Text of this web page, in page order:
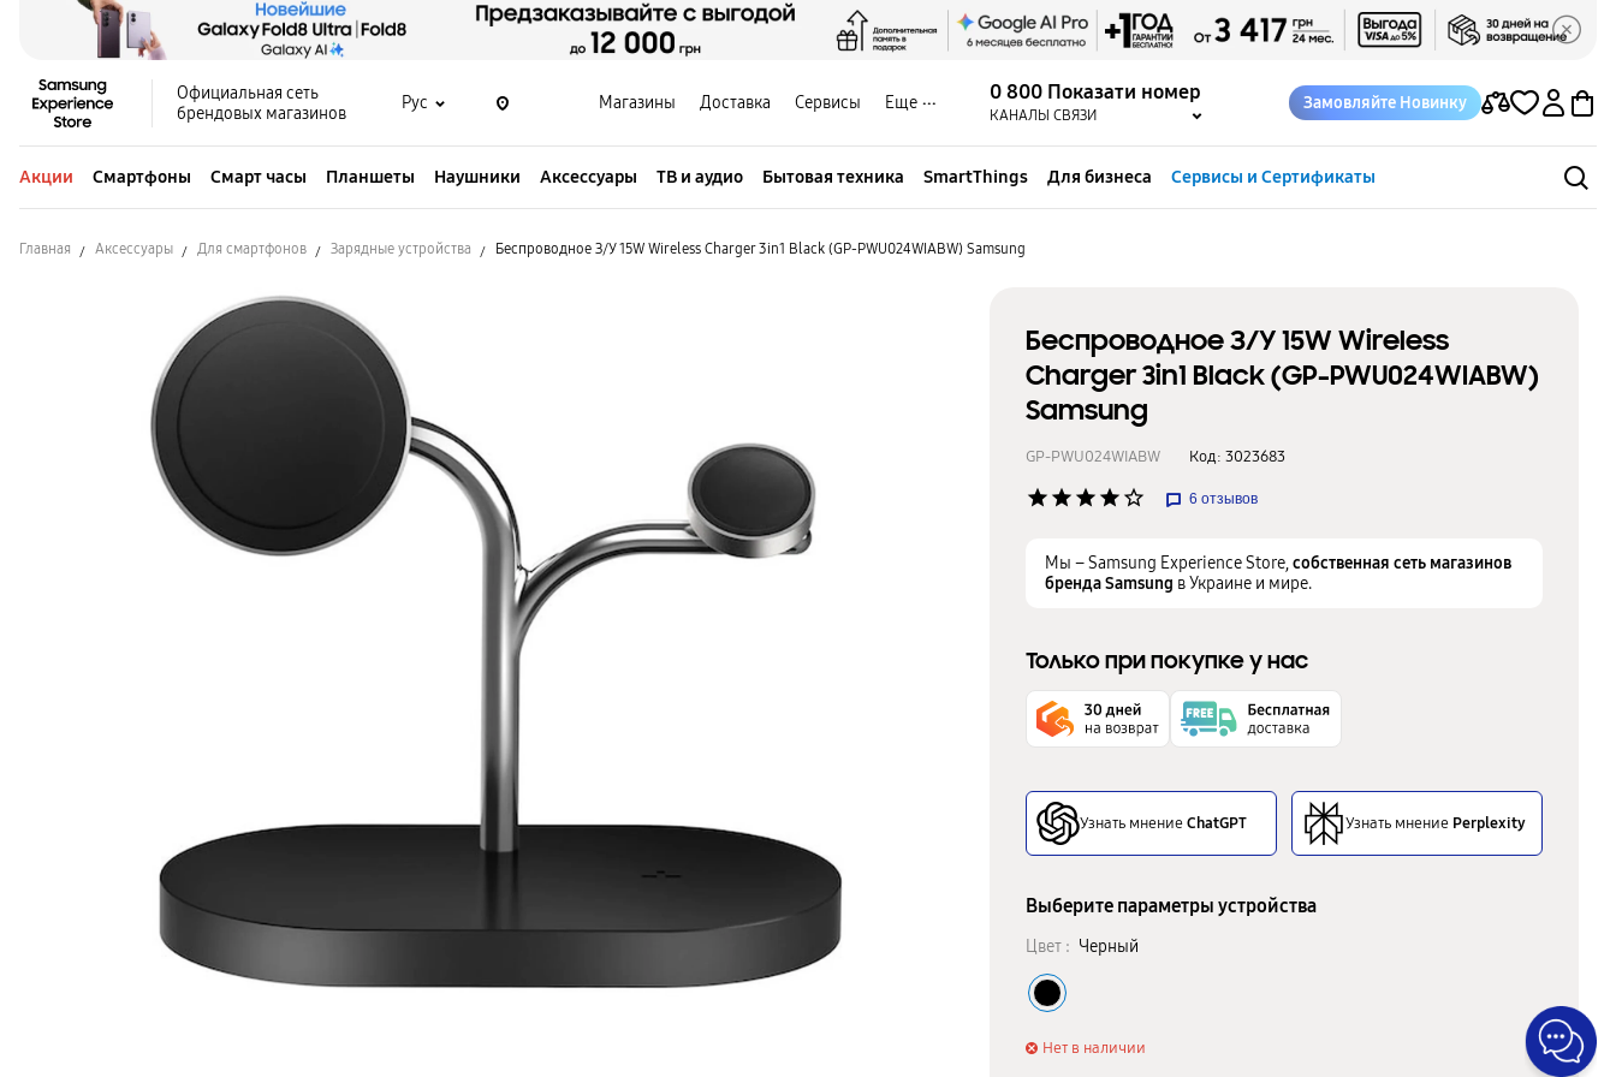
Официальная сеть
брендовых магазинов
Рус Магазины Доставка Сервисы Еще 0 800 Показати номер
КАНАЛЫ СВЯЗИ
Замовляйте Новинку
Акции Смартфоны Смарт часы Планшеты Наушники Аксессуары ТВ и аудио Бытовая техника SmartThings Для бизнеса Сервисы и Сертификаты
Главная Аксессуары Для смартфонов Зарядные устройства Беспроводное З/У 15W Wireless Charger 3in1 Black (GP-PWU024WIABW) Samsung
Беспроводное З/У 15W Wireless
Charger 3in1 Black (GP-PWU024WIABW)
Samsung
GP-PWU024WIABW Код: 3023683
star star star star star_border 6 отзывов
Мы – Samsung Experience Store,собственная сеть магазинов
бренда Samsung в Украине и мире.
Только при покупке у нас
Узнать мнениеChatGPT Узнать мнение Perplexity
Выберите параметры устройства
Цвет : Черный
Нет в наличии